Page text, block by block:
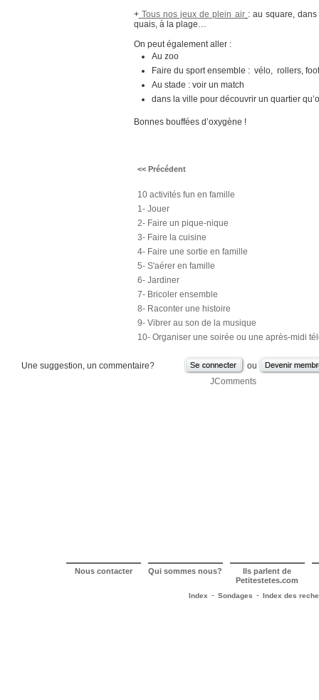
+Tous nos jeux de plein air : au square,
quais, à la plage…
On peut également aller :
Au zoo
Faire du sport ensemble : vélo, rollers,
Au stade : voir un match
dans la ville pour découvrir un quartier
Bonnes bouffées d’oxygène !
<< Précédent
10 activités fun en famille
1- Jouer
2- Faire un pique-nique
3- Faire la cuisine
4- Faire une sortie en famille
5- S'aérer en famille
6- Jardiner
7- Bricoler ensemble
8- Raconter une histoire
9- Vibrer au son de la musique
10- Organiser une soirée ou une après-midi
Une suggestion, un commentaire?
ou
JComments
Nous contacter Qui sommes nous? Ils parlent de
Petitestetes.com
Index - Sondages - Index des